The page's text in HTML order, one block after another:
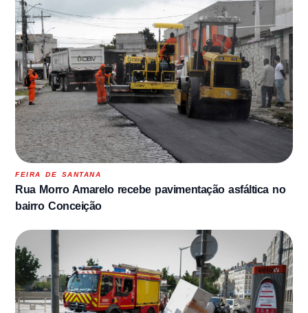
FEIRA DE SANTANA
Rua Morro Amarelo recebe pavimentação asfáltica no
bairro Conceição